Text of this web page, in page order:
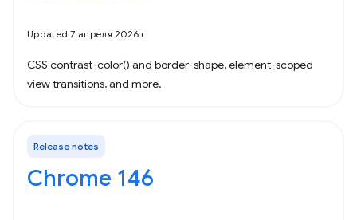
Updated 7 апреля 2026 г.
CSS contrast-color() and border-shape, element-scoped
view transitions, and more.
Release notes
Chrome 146